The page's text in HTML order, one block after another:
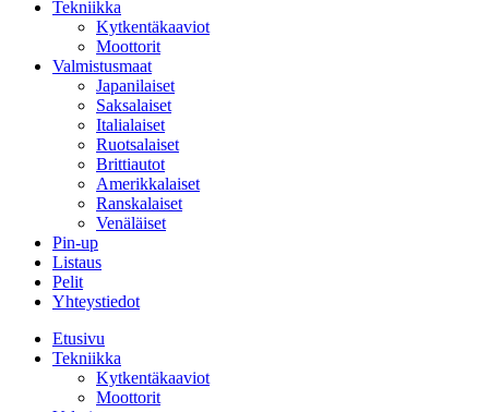
Tekniikka
Kytkentäkaaviot
Moottorit
Valmistusmaat
Japanilaiset
Saksalaiset
Italialaiset
Ruotsalaiset
Brittiautot
Amerikkalaiset
Ranskalaiset
Venäläiset
Pin-up
Listaus
Pelit
Yhteystiedot
Etusivu
Tekniikka
Kytkentäkaaviot
Moottorit